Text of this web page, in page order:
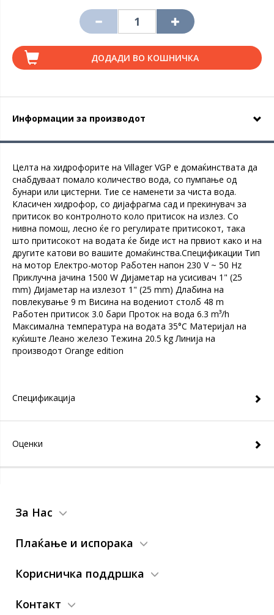
ДОДАДИ ВО КОШНИЧКА
Информации за производот
Целта на хидрофорите на Villager VGP е домаќинствата да
снабдуваат помало количество вода, со пумпање од
бунари или цистерни. Тие се наменети за чиста вода.
Класичен хидрофор, со дијафрагма сад и прекинувач за
притисок во контролното коло притисок на излез. Со
нивна помош, лесно ќе го регулирате притисокот, така
што притисокот на водата ќе биде ист на првиот како и на
другите катови во вашите домаќинства.Спецификации Тип
на мотор Електро-мотор Работен напон 230 V ~ 50 Hz
Приклучна јачина 1500 W Дијаметар на усисивач 1" (25
mm) Дијаметар на излезот 1" (25 mm) Длабина на
повлекување 9 m Висина на водениот столб 48 m
Работен притисок 3.0 бари Проток на вода 6.3 m³/h
Максимална температура на водата 35°C Материјал на
куќиште Леано железо Тежина 20.5 kg Линија на
производот Orange edition
Спецификација
Оценки
За Нас
Плаќање и испорака
Корисничка поддршка
Контакт